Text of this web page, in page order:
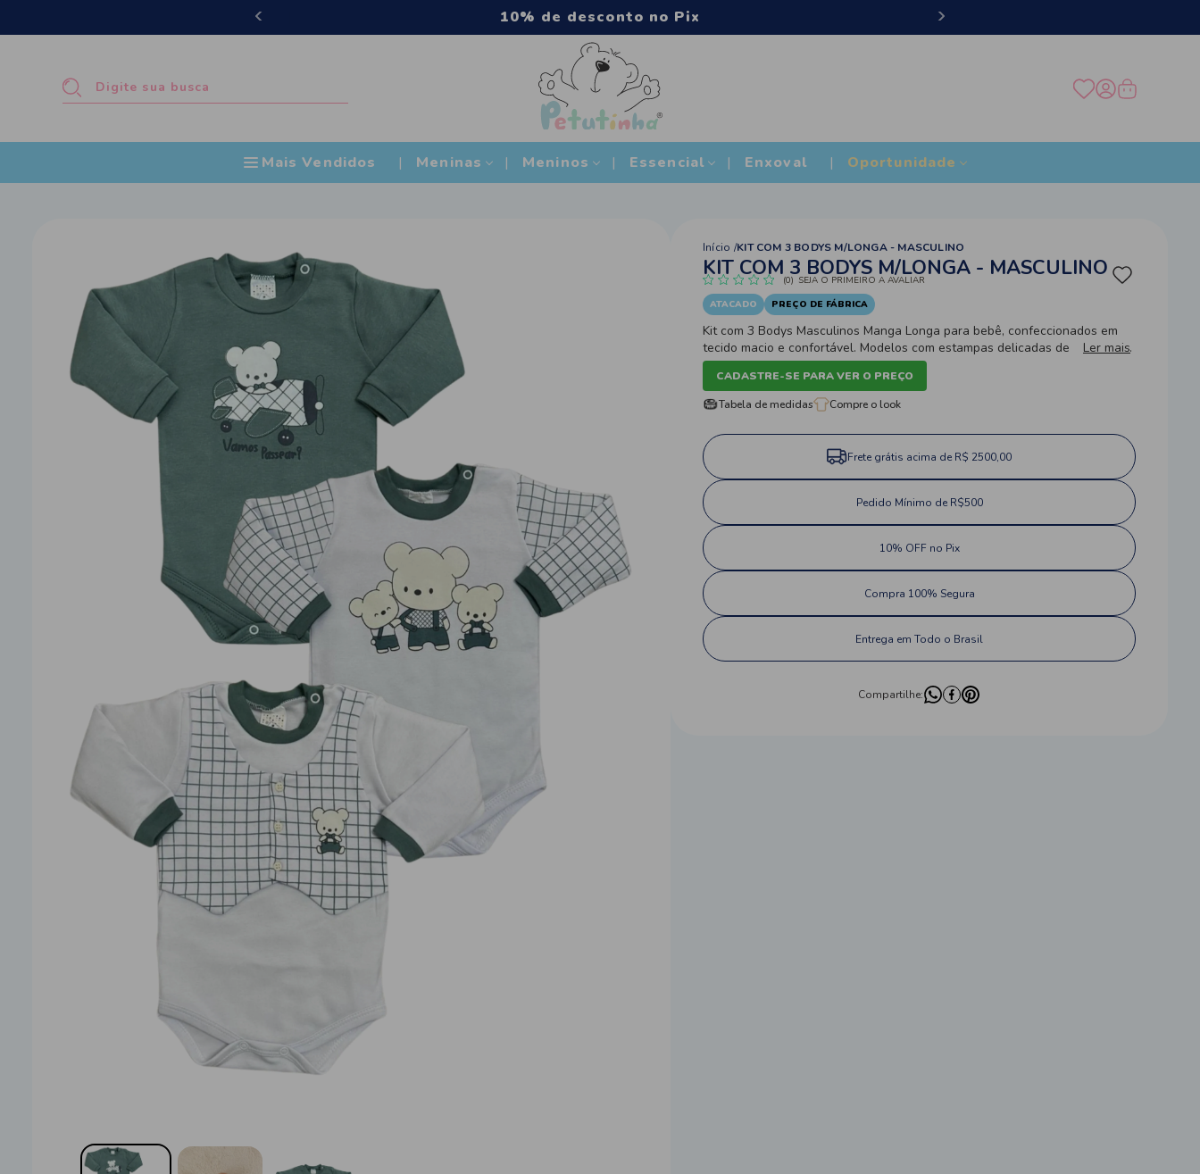
Frete grátis Brasil acima de R$2.500
Mais Vendidos Meninas Meninos Essencial Enxoval Oportunidade
Início KIT COM 3 BODYS M/LONGA - MASCULINO
KIT COM 3 BODYS M/LONGA - MASCULINO
(0) SEJA O PRIMEIRO A AVALIAR
ATACADO
PREÇO DE FÁBRICA
Kit com 3 Bodys Masculinos Manga Longa para bebê, confeccionados em
tecido macio e confortável. Modelos com estampas delicadas de ursinhos,
detalhes modernos e acabamento pensado para garantir conforto e
praticidade no dia a dia do bebê.
Ler mais
CADASTRE-SE PARA VER O PREÇO
Tabela de medidas
Compre o look
Frete grátis acima de R$ 2500,00
Pedido Mínimo de R$500
10% OFF no Pix
Compra 100% Segura
Entrega em Todo o Brasil
Compartilhe: